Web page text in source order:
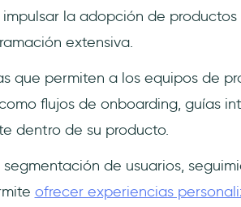
la adopción de
extensiva.
que permiten a los equipos de
flujos de onboarding, guías
dentro de su producto.
de usuarios,
ofrecer experiencias